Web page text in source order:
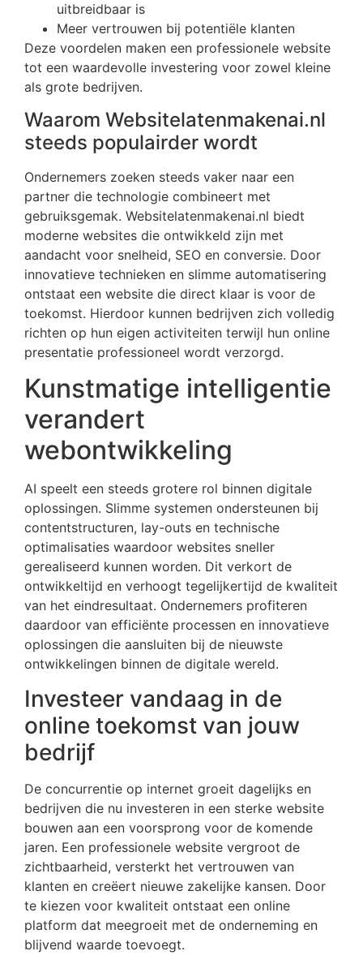
uitbreidbaar is
Meer vertrouwen bij potentiële klanten
Deze voordelen maken een professionele website
tot een waardevolle investering voor zowel kleine
als grote bedrijven.
Waarom Websitelatenmakenai.nl
steeds populairder wordt
Ondernemers zoeken steeds vaker naar een
partner die technologie combineert met
gebruiksgemak. Websitelatenmakenai.nl biedt
moderne websites die ontwikkeld zijn met
aandacht voor snelheid, SEO en conversie. Door
innovatieve technieken en slimme automatisering
ontstaat een website die direct klaar is voor de
toekomst. Hierdoor kunnen bedrijven zich volledig
richten op hun eigen activiteiten terwijl hun online
presentatie professioneel wordt verzorgd.
Kunstmatige intelligentie
verandert
webontwikkeling
AI speelt een steeds grotere rol binnen digitale
oplossingen. Slimme systemen ondersteunen bij
contentstructuren, lay-outs en technische
optimalisaties waardoor websites sneller
gerealiseerd kunnen worden. Dit verkort de
ontwikkeltijd en verhoogt tegelijkertijd de kwaliteit
van het eindresultaat. Ondernemers profiteren
daardoor van efficiënte processen en innovatieve
oplossingen die aansluiten bij de nieuwste
ontwikkelingen binnen de digitale wereld.
Investeer vandaag in de
online toekomst van jouw
bedrijf
De concurrentie op internet groeit dagelijks en
bedrijven die nu investeren in een sterke website
bouwen aan een voorsprong voor de komende
jaren. Een professionele website vergroot de
zichtbaarheid, versterkt het vertrouwen van
klanten en creëert nieuwe zakelijke kansen. Door
te kiezen voor kwaliteit ontstaat een online
platform dat meegroeit met de onderneming en
blijvend waarde toevoegt.